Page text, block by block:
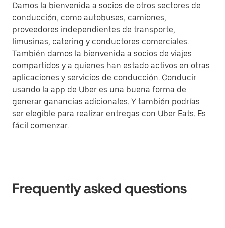
Damos la bienvenida a socios de otros sectores de
conducción, como autobuses, camiones,
proveedores independientes de transporte,
limusinas, catering y conductores comerciales.
También damos la bienvenida a socios de viajes
compartidos y a quienes han estado activos en otras
aplicaciones y servicios de conducción. Conducir
usando la app de Uber es una buena forma de
generar ganancias adicionales. Y también podrías
ser elegible para realizar entregas con Uber Eats. Es
fácil comenzar.
Frequently asked questions